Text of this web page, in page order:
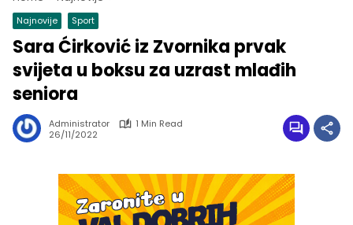
Najnovije Sport
Sara Ćirković iz Zvornika prvak
svijeta u boksu za uzrast mlađih
seniora
Administrator
1 Min Read
26/11/2022